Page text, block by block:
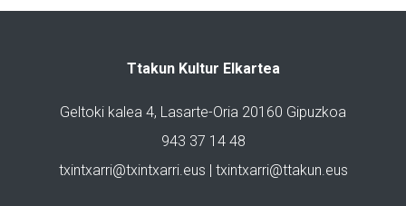
Ttakun Kultur Elkartea
Geltoki kalea 4, Lasarte-Oria 20160 Gipuzkoa
943 37 14 48
txintxarri@txintxarri.eus | txintxarri@ttakun.eus